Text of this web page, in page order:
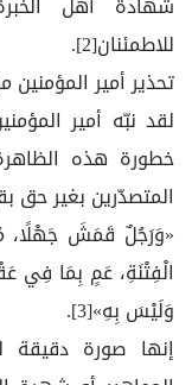
للاطمئنان[2].
تحذير أمير المؤمنين
لقد نبّه أمير
خطورة هذه
المتصدّرين بغير حق
«وَرَجُلٌ قَمَشَ جَهْلًا،
الْفِتْنَةِ، عَمٍ بِمَا فِي
وَلَيْسَ بِهِ»[3].
إنها صورة